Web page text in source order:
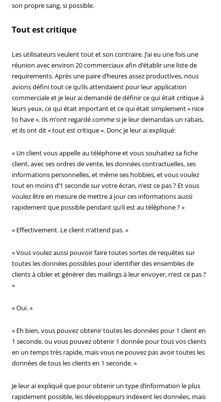
son propre sang, si possible.
Tout est critique
Les utilisateurs veulent tout et son contraire. J’ai eu une fois une
réunion avec environ 20 commerciaux afin d’établir une liste de
requirements. Après une paire d’heures assez productives, nous
avions défini tout ce qu’ils attendaient pour leur application
commerciale et je leur ai demandé de définir ce qui était critique à
leurs yeux, ce qui était important et ce qui était simplement « nice
to have ». Ils m’ont regardé comme si je leur demandais un rabais,
et ils ont dit « tout est critique ». Donc je leur ai expliqué:
« Un client vous appelle au téléphone et vous souhaitez sa fiche
client, avec ses ordres de vente, les données contractuelles, ses
informations personnelles, et même ses hobbies, et vous voulez
tout en moins d’1 seconde sur votre écran, n’est ce pas ? Et vous
voulez être en mesure de mettre à jour ces informations aussi
rapidement que possible pendant qu’il est au téléphone ? »
« Effectivement. Le client n’attend pas. »
« Vous voulez aussi pouvoir faire toutes sortes de requêtes sur
toutes les données possibles pour identifier des ensembles de
clients à cibler et générer des mailings à leur envoyer, n’est ce pas ?
»
« Oui. »
« Eh bien, vous pouvez obtenir toutes les données pour 1 client en
1 seconde, ou vous pouvez obtenir 1 donnée pour tous vos clients
en un temps très rapide, mais vous ne pouvez pas avoir toutes les
données de tous les clients en 1 seconde. »
Je leur ai expliqué que pour obtenir un type d’information le plus
rapidement possible, les développeurs indexent les données, mais